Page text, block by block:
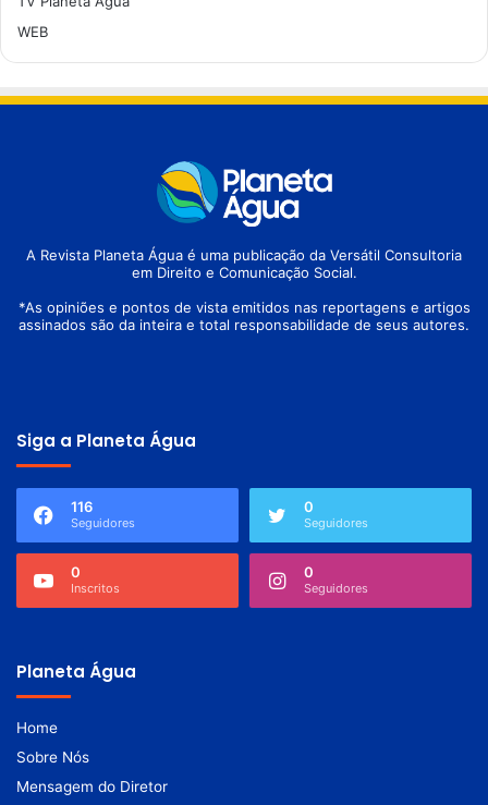
WEB
A Revista Planeta Água é uma publicação da Versátil Consultoria
em Direito e Comunicação Social.
*As opiniões e pontos de vista emitidos nas reportagens e artigos
assinados são da inteira e total responsabilidade de seus autores.
Siga a Planeta Água
116
Seguidores
0
Seguidores
0
Inscritos
0
Seguidores
Planeta Água
Home
Sobre Nós
Mensagem do Diretor